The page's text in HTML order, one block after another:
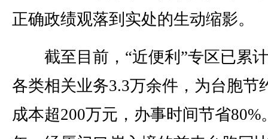
正确政绩观落到实处的生动缩影。
截至目前，“近便利”专区已累
各类相关业务3.3万余件，为台胞节
成本超200万元，办事时间节省80%